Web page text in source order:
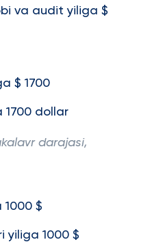
va audit yiliga $
$ 1700
1700 dollar
darajasi,
1000 $
yiliga 1000 $